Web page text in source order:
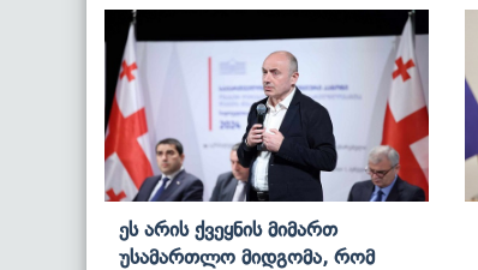
Ეს Არის Ქვეყნის Მიმართ
Უსამართლო Მიდგომა, Რომ